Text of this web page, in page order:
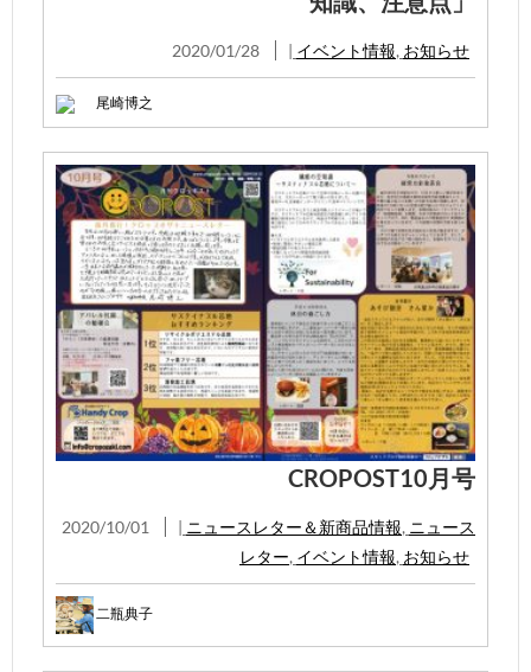
2020/01/28 | イベント情報, お知らせ
尾崎博之
CROPOST10月号
2020/10/01 | ニュースレター＆新商品情報, ニュース
レター, イベント情報, お知らせ
二瓶典子